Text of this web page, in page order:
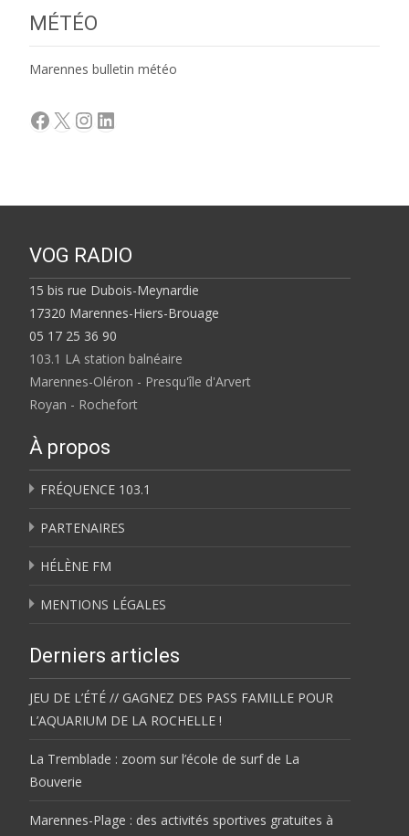
MÉTÉO
Marennes bulletin météo
Facebook
X Instagram
LinkedIn
VOG RADIO
15 bis rue Dubois-Meynardie
17320 Marennes-Hiers-Brouage
05 17 25 36 90
103.1 LA station balnéaire
Marennes-Oléron - Presqu'île d'Arvert
Royan - Rochefort
À propos
FRÉQUENCE 103.1
PARTENAIRES
HÉLÈNE FM
MENTIONS LÉGALES
Derniers articles
JEU DE L’ÉTÉ // GAGNEZ DES PASS FAMILLE POUR
L’AQUARIUM DE LA ROCHELLE !
La Tremblade : zoom sur l’école de surf de La
Bouverie
Marennes-Plage : des activités sportives gratuites à